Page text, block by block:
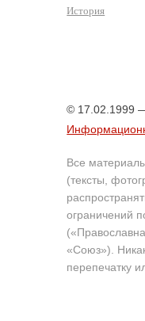
История
© 17.02.1999
Все
(тексты,
ограничений
«Союз»).
перепечатку